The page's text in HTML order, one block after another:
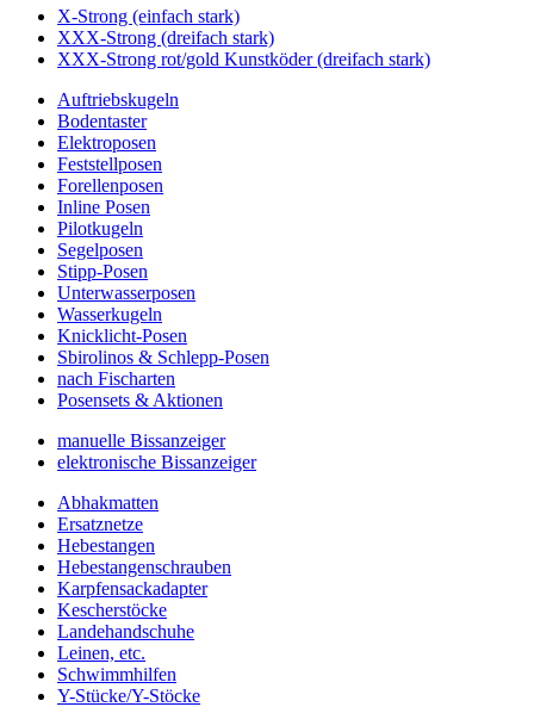
X-Strong (einfach stark)
XXX-Strong (dreifach stark)
XXX-Strong rot/gold Kunstköder (dreifach stark)
Auftriebskugeln
Bodentaster
Elektroposen
Feststellposen
Forellenposen
Inline Posen
Pilotkugeln
Segelposen
Stipp-Posen
Unterwasserposen
Wasserkugeln
Knicklicht-Posen
Sbirolinos & Schlepp-Posen
nach Fischarten
Posensets & Aktionen
manuelle Bissanzeiger
elektronische Bissanzeiger
Abhakmatten
Ersatznetze
Hebestangen
Hebestangenschrauben
Karpfensackadapter
Kescherstöcke
Landehandschuhe
Leinen, etc.
Schwimmhilfen
Y-Stücke/Y-Stöcke